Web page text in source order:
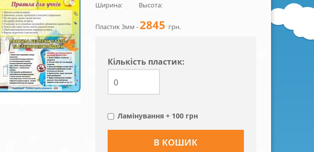
Ширина:
Высота:
Пластик 3мм -2845 грн.
Кiлькiсть пластик:
Ламінування + 100 грн